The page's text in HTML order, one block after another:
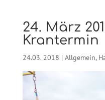
24. März
Krantermin
24.03. 2018 | Allgemein,